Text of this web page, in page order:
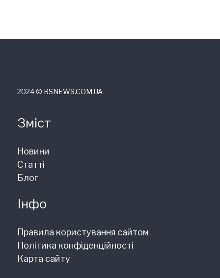
2024 © ВSNEWS.COM.UA
Зміст
Новини
Статті
Блог
Інфо
Правила користування сайтом
Політика конфіденційності
Карта сайту